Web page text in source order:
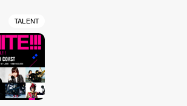
TALENT